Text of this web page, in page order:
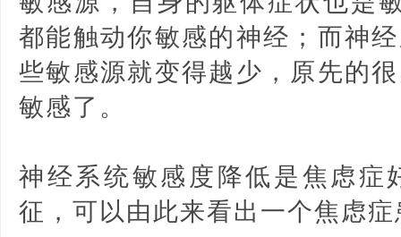
都能触动你敏感的神经；而神
些敏感源就变得越少，原先的
敏感了。
神经系统敏感度降低是焦虑症
征，可以由此来看出一个焦虑